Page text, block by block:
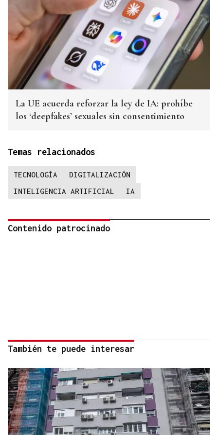
La UE acuerda reforzar la ley de IA: prohíbe
los ‘deepfakes’ sexuales sin consentimiento
Temas relacionados
TECNOLOGÍA
DIGITALIZACIÓN
INTELIGENCIA ARTIFICIAL
IA
Contenido patrocinado
También te puede interesar